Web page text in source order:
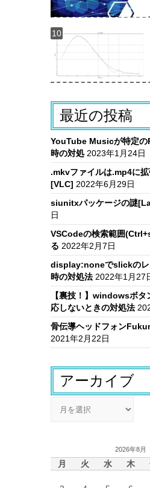
最近の投稿
YouTube Musicが特定の
時の対処 2023年1月24日
.mkvファイルは.mp4に
[VLC] 2022年6月29日
siunitxパッケージの謎
日
VSCodeの検索範囲
る 2022年2月7日
display:noneでslickのレ
時の対処法 2022年1月27
【裏技！】windowsボタ
応しないときの対処法
骨伝導ヘッドフォン
2021年2月22日
アーカイブ
2026年8月
月 火 水 木